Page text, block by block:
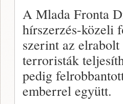
A Mlada Fronta
hírszerzés-közeli
szerint az
terroristák
pedig
emberrel együtt.